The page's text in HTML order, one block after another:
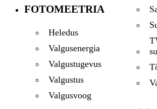
FOTOMEETRIA
Heledus
Valgusenergia
Valgustugevus
Valgustus
Valgusvoog